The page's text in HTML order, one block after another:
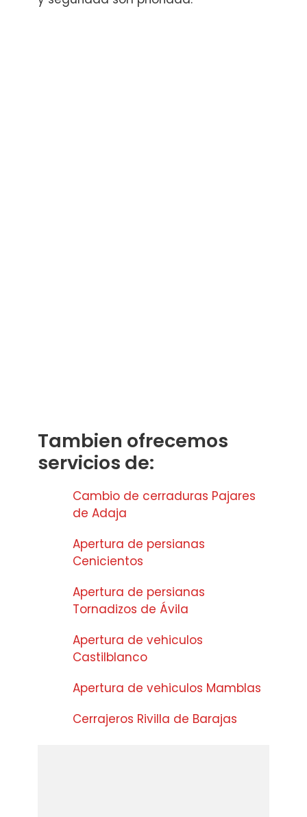
Tambien ofrecemos
servicios de:
Cambio de cerraduras Pajares
de Adaja
Apertura de persianas
Cenicientos
Apertura de persianas
Tornadizos de Ávila
Apertura de vehiculos
Castilblanco
Apertura de vehiculos Mamblas
Cerrajeros Rivilla de Barajas